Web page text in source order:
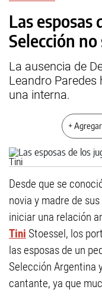
Las esposas
Selección
La ausencia de
Leandro Paredes
una interna.
+
Desde que se
novia y madre de
iniciar una relación
Tini Stoessel, los
las esposas de un
Selección Argentina
cantante, ya que